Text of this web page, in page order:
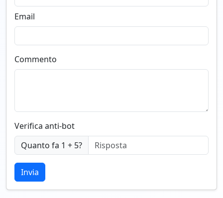
Email
Commento
Verifica anti-bot
Quanto fa 1 + 5?
Invia